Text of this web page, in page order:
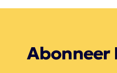
Abonneer